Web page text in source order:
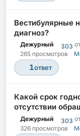
Вестибулярные
диагноз?
Дежурный 303
265 просмотров
1ответ
Какой срок
отсутствии
Дежурный 303
326 просмотров